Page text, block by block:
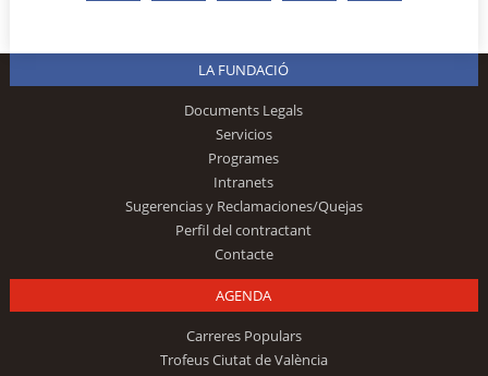
LA FUNDACIÓ
Documents Legals
Servicios
Programes
Intranets
Sugerencias y Reclamaciones/Quejas
Perfil del contractant
Contacte
AGENDA
Carreres Populars
Trofeus Ciutat de València